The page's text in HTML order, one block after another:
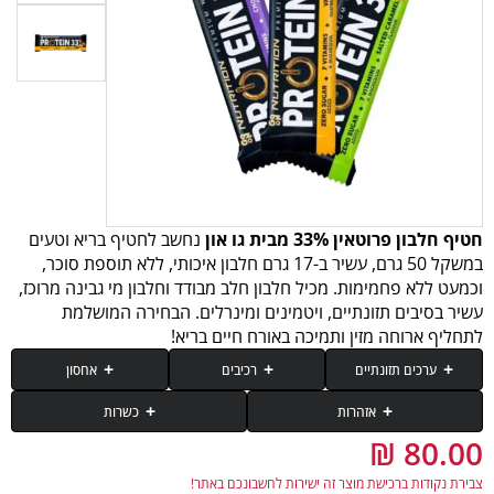
חטיף חלבון פרוטאין 33% מבית גו און
נחשב לחטיף בריא וטעים
במשקל 50 גרם, עשיר ב-17 גרם חלבון איכותי, ללא תוספת סוכר,
וכמעט ללא פחמימות. מכיל חלבון חלב מבודד וחלבון מי גבינה מרוכז,
עשיר בסיבים תזונתיים, ויטמינים ומינרלים. הבחירה המושלמת
לתחליף ארוחה מזין ותמיכה באורח חיים בריא!
ערכים תזונתיים רכיבים אחסון
אזהרות כשרות
ערכים
אנרגיה (קלוריות)
386
חלבון חלב 31% (חלבון חלב איזולאט, חלבון מי גבינה מרוכז), סיבים תזונתיים מסיסים
יש לאחסן במקום קריר, יבש וחשוך. עדיף להשתמש לפי מסומן בצד האחוזי של
האריזה.
צריכה מופרזת עלולה לגרום לפעילות מעיים מוגברת.
כשר חלבי לאוכלי אבקת חלב נוכרי ללא חשש חדש בהשגחת מאור הכשרות ובאישור
הרבנות הראשית ישראל.
צבירת נקודות ברכישת מוצר זה ישירות לחשבונכם באתר!